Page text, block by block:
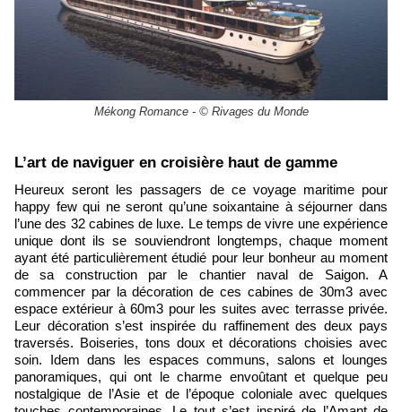
Mékong Romance - © Rivages du Monde
L’art de naviguer en croisière haut de gamme
Heureux seront les passagers de ce voyage maritime pour
happy few qui ne seront qu’une soixantaine à séjourner dans
l’une des 32 cabines de luxe. Le temps de vivre une expérience
unique dont ils se souviendront longtemps, chaque moment
ayant été particulièrement étudié pour leur bonheur au moment
de sa construction par le chantier naval de Saigon. A
commencer par la décoration de ces cabines de 30m3 avec
espace extérieur à 60m3 pour les suites avec terrasse privée.
Leur décoration s’est inspirée du raffinement des deux pays
traversés. Boiseries, tons doux et décorations choisies avec
soin. Idem dans les espaces communs, salons et lounges
panoramiques, qui ont le charme envoûtant et quelque peu
nostalgique de l’Asie et de l’époque coloniale avec quelques